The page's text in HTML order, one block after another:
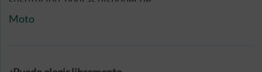
ella hasta 10 días en caso de
Moto